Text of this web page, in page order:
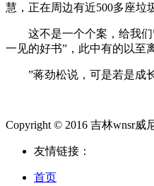
慧，正在周边有近500多座垃
这不是一个个案，给我们
一见的好书”，此中有的以至
”蒋劲松说，可是若是成长
Copyright © 2016 吉林wnsr威
友情链接：
首页